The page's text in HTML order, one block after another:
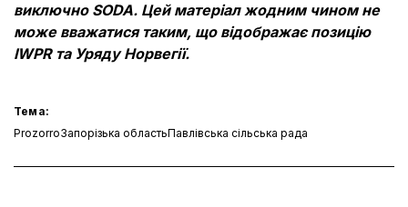
виключно SODA. Цей матеріал жодним чином не
може вважатися таким, що відображає позицію
IWPR та Уряду Норвегії.
Тема:
ProzorroЗапорізька областьПавлівська сільська рада